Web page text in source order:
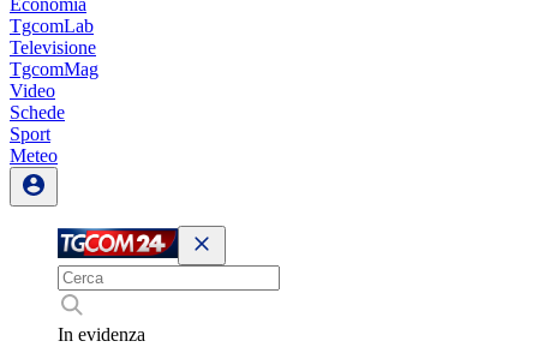
Economia
TgcomLab
Televisione
TgcomMag
Video
Schede
Sport
Meteo
In evidenza